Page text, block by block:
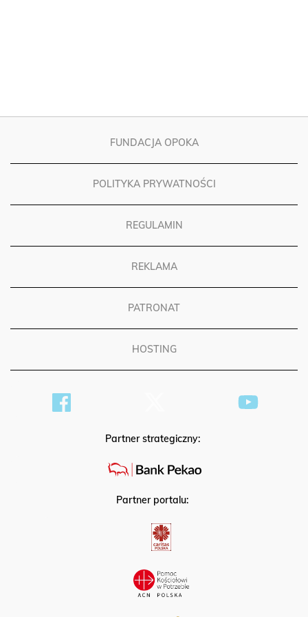
FUNDACJA OPOKA
POLITYKA PRYWATNOŚCI
REGULAMIN
REKLAMA
PATRONAT
HOSTING
Partner strategiczny:
Partner portalu: